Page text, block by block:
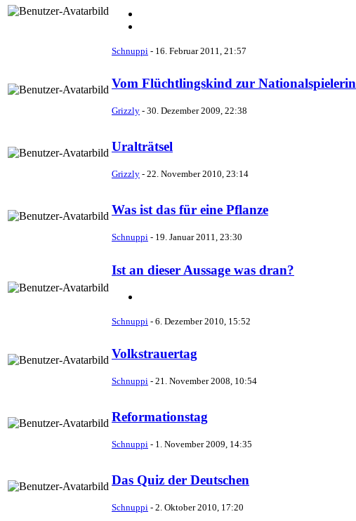
Schnuppi - 16. Februar 2011, 21:57
Vom Flüchtlingskind zur Nationalspielerin
Grizzly - 30. Dezember 2009, 22:38
Uralträtsel
Grizzly - 22. November 2010, 23:14
Was ist das für eine Pflanze
Schnuppi - 19. Januar 2011, 23:30
Ist an dieser Aussage was dran?
Schnuppi - 6. Dezember 2010, 15:52
Volkstrauertag
Schnuppi - 21. November 2008, 10:54
Reformationstag
Schnuppi - 1. November 2009, 14:35
Das Quiz der Deutschen
Schnuppi - 2. Oktober 2010, 17:20